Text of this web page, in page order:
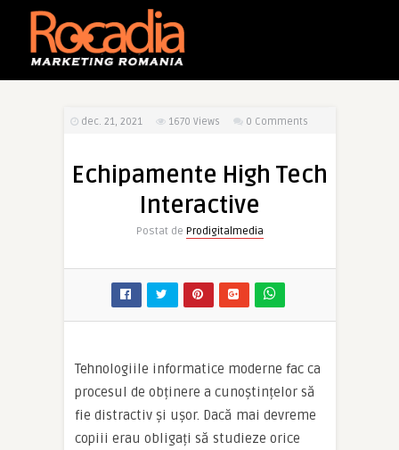
dec. 21, 2021 1670 Views 0 Comments
Echipamente High Tech
Interactive
Postat de Prodigitalmedia
Tehnologiile informatice moderne fac ca
procesul de obținere a cunoștințelor să
fie distractiv și ușor. Dacă mai devreme
copiii erau obligați să studieze orice